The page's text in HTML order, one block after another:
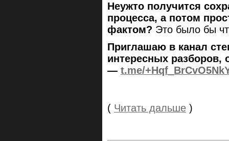
Неужто получится
процесса, а потом
фактом? Это было бы
Приглашаю в канал
интересных разборов,
— t.me/
( Читать дальше )